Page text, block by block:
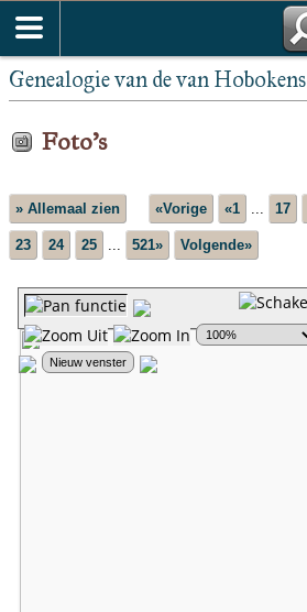
Genealogie van de van Hobokens
Foto's
» Allemaal zien «Vorige «1 ... 17
23 24 25 ... 521» Volgende»